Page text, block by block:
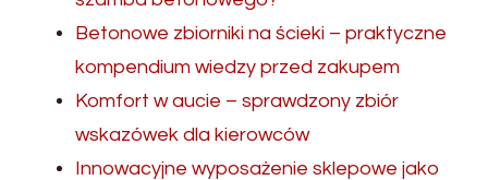
Betonowe zbiorniki na ścieki – praktyczne
kompendium wiedzy przed zakupem
Komfort w aucie – sprawdzony zbiór
wskazówek dla kierowców
Innowacyjne wyposażenie sklepowe jako